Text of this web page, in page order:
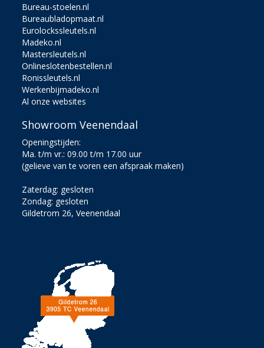
Bureau-stoelen.nl
Bureaubladopmaat.nl
Eurolockssleutels.nl
Madeko.nl
Mastersleutels.nl
Onlineslotenbestellen.nl
Ronissleutels.nl
Werkenbijmadeko.nl
Al onze websites
Showroom Veenendaal
Openingstijden:
Ma. t/m vr.: 09.00 t/m 17.00 uur
(gelieve van te voren een afspraak maken)
Zaterdag: gesloten
Zondag: gesloten
Gildetrom 26, Veenendaal